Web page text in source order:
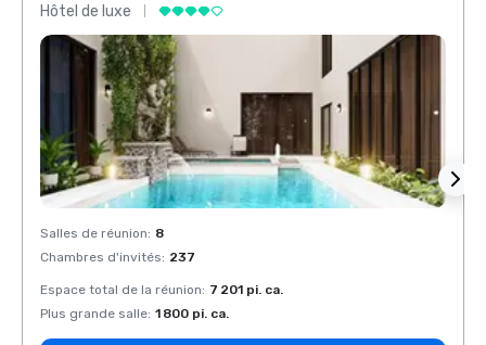
Hôtel de luxe
Salles de réunion: 8
Chambres d'invités: 237
Espace total de la réunion: 7 201 pi. ca.
Plus grande salle: 1 800 pi. ca.